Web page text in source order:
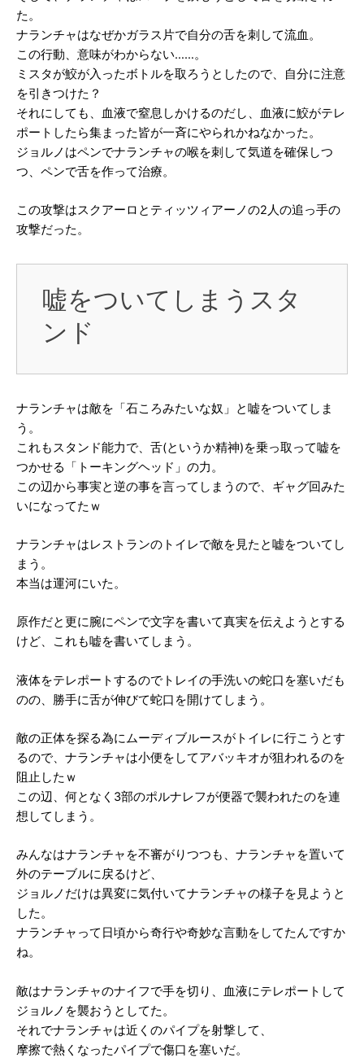
た。
ナランチャはなぜかガラス片で自分の舌を刺して流血。
この行動、意味がわからない……。
ミスタが鮫が入ったボトルを取ろうとしたので、自分に注意
を引きつけた？
それにしても、血液で窒息しかけるのだし、血液に鮫がテレ
ポートしたら集まった皆が一斉にやられかねなかった。
ジョルノはペンでナランチャの喉を刺して気道を確保しつ
つ、ペンで舌を作って治療。
この攻撃はスクアーロとティッツィアーノの2人の追っ手の
攻撃だった。
嘘をついてしまうスタ
ンド
ナランチャは敵を「石ころみたいな奴」と嘘をついてしま
う。
これもスタンド能力で、舌(というか精神)を乗っ取って嘘を
つかせる「トーキングヘッド」の力。
この辺から事実と逆の事を言ってしまうので、ギャグ回みた
いになってたｗ
ナランチャはレストランのトイレで敵を見たと嘘をついてし
まう。
本当は運河にいた。
原作だと更に腕にペンで文字を書いて真実を伝えようとする
けど、これも嘘を書いてしまう。
液体をテレポートするのでトレイの手洗いの蛇口を塞いだも
のの、勝手に舌が伸びて蛇口を開けてしまう。
敵の正体を探る為にムーディブルースがトイレに行こうとす
るので、ナランチャは小便をしてアバッキオが狙われるのを
阻止したｗ
この辺、何となく3部のポルナレフが便器で襲われたのを連
想してしまう。
みんなはナランチャを不審がりつつも、ナランチャを置いて
外のテーブルに戻るけど、
ジョルノだけは異変に気付いてナランチャの様子を見ようと
した。
ナランチャって日頃から奇行や奇妙な言動をしてたんですか
ね。
敵はナランチャのナイフで手を切り、血液にテレポートして
ジョルノを襲おうとしてた。
それでナランチャは近くのパイプを射撃して、
摩擦で熱くなったパイプで傷口を塞いだ。